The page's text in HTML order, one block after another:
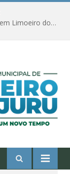
Amanhã começa nova etapa de vacinação em Limoeiro do Ajuru para idosos com 65 ou mais